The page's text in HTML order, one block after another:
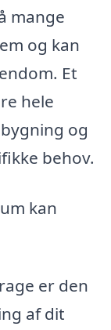
mange
og kan
Et
hele
og
behov.
kan
er den
af dit